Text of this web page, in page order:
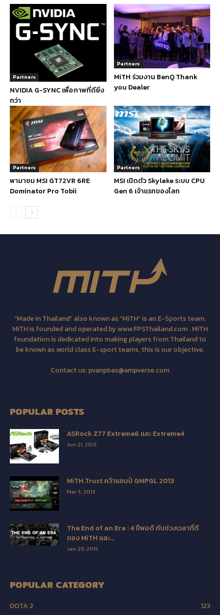
Partners
NVIDIA G-SYNC เพื่อภาพที่ดียิ่ง
กว่า
Partners
MiTH ร่วมงาน BenQ Thank
you Dealer
Partners
พามาชม MSI GT72VR 6RE
Dominator Pro Tobii
Partners
MSI เปิดตัว Skylake ระบบ CPU
Gen 6 เจ้าแรกของโลก
“Made in Thailand” also known as “MiTH” is an E-Sports team.
MiTH is founded and operated by www.FPSThailand.com . MiTH
foundation is dedicated into making players from Thailand to
be known as world class E-sport teams, this is our objective.
Contact us:pvanpbas@ampverse.com
POPULAR POSTS
ASRock Z77 Extreme6 และ Extreme4
Jun 21, 2012
MiTH.Trust คว้าแชมป์ GMPGL 2013
Mar 5, 2013
The End of an Era : 4 ปีพอดี กับช่วงเวลาที่ดี
ของ MiTH และ...
Jan 20, 2015
POPULAR CATEGORY
DOTA 2 123